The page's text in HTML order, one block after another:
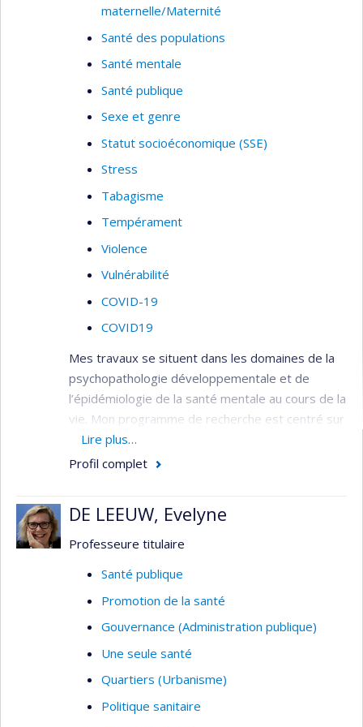
maternelle/Maternité
Santé des populations
Santé mentale
Santé publique
Sexe et genre
Statut socioéconomique (SSE)
Stress
Tabagisme
Tempérament
Violence
Vulnérabilité
COVID-19
COVID19
Mes travaux se situent dans les domaines de la
psychopathologie développementale et de
l’épidémiologie de la santé mentale au cours de la
vie. Mon programme de recherche est centré sur
l’étude de la transmission intergénérationnelle
des facteurs de risque pour les problèmes de
préscolaires.
Mon programme comprend deux axes de
recherche et un axe de transfert de
l’axe étiologie ayant pour objectif l’étude
transmission intergénérationnelle des
problèmes de santé mentale;
l’axe prévention ayant pour objectif
Lire plus…
Profil complet
DE LEEUW, Evelyne
Professeure titulaire
Santé publique
Promotion de la santé
Gouvernance (Administration publique)
Une seule santé
Quartiers (Urbanisme)
Politique sanitaire